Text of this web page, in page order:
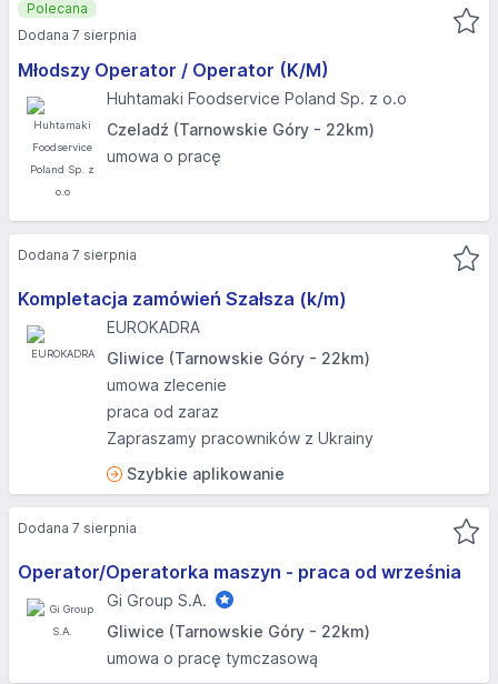
Młodszy Operator / Operator (K/M)
Huhtamaki Foodservice Poland Sp. z o.o
Czeladź (Tarnowskie Góry - 22km)
umowa o pracę
Polecana
Dodana 7 sierpnia
Kompletacja zamówień Szałsza (k/m)
EUROKADRA
Gliwice (Tarnowskie Góry - 22km)
umowa zlecenie
praca od zaraz
Zapraszamy pracowników z Ukrainy
Szybkie aplikowanie
Dodana 7 sierpnia
Operator/Operatorka maszyn - praca od września
Gi Group S.A.
Gliwice (Tarnowskie Góry - 22km)
umowa o pracę tymczasową
Dodana 7 sierpnia